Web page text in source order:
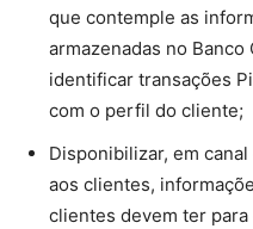
que contemple as
armazenadas no
identificar transações
com o perfil do cliente;
Disponibilizar, em
aos clientes,
clientes devem ter